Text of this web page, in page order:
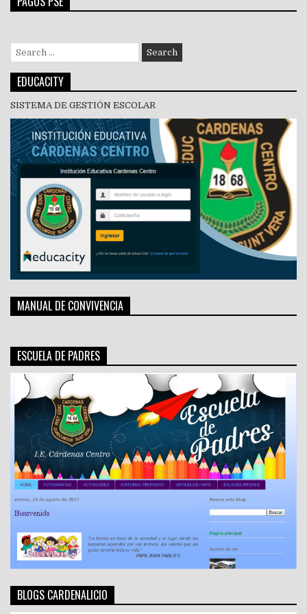
Search
for:
EDUCACITY
SISTEMA DE GESTIÓN ESCOLAR
MANUAL DE CONVIVENCIA
ESCUELA DE PADRES
BLOGS CARDENALICIO